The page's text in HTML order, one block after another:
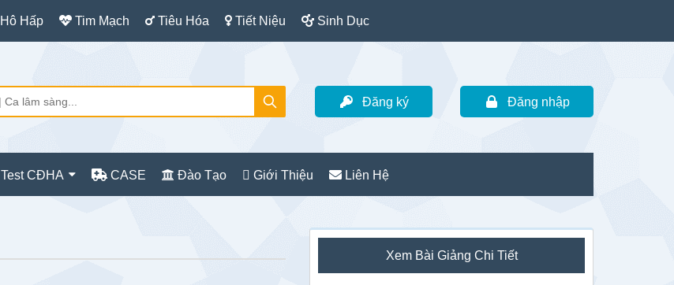
Hô Hấp Tim Mạch Tiêu Hóa Tiết Niệu Sinh Dục
Đăng ký Đăng nhập
Test CĐHA CASE Đào Tạo Giới Thiệu Liên Hệ
Sidebar
chính
Xem Bài Giảng Chi Tiết